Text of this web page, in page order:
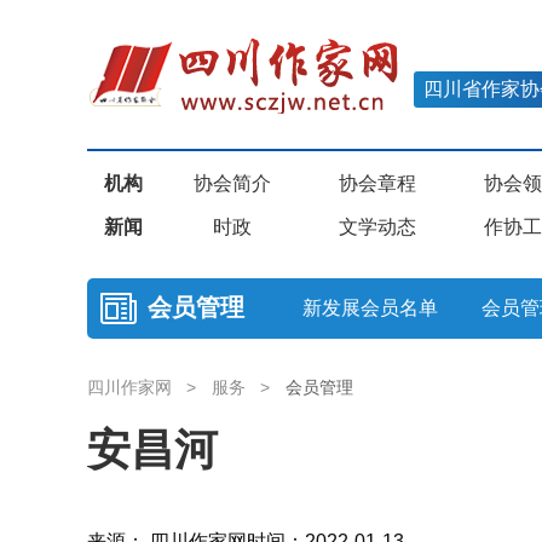
四川省作家
机构 协会简介 协会章程 协会
新闻 时政 文学动态 作协
会员管理 新发展会员名单 会员
四川作家网 > 服务 > 会员管理
安昌河